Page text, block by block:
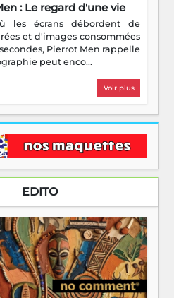
: Le regard d'une vie
les écrans débordent de
et d'images consommées
Pierrot Men rappelle
peut enco...
Voir plus
EDITO